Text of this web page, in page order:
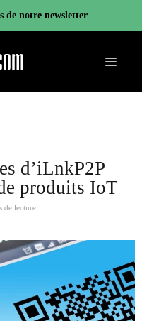
de notre newsletter
Menu
d’iLnkP2P
produits IoT
de lecture